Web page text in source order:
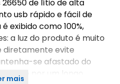
de lítio de alta
usb rápido e fácil de
exibido como 100%,
a luz do produto é muito
diretamente evite
se afastado do
usado por um longo
mais